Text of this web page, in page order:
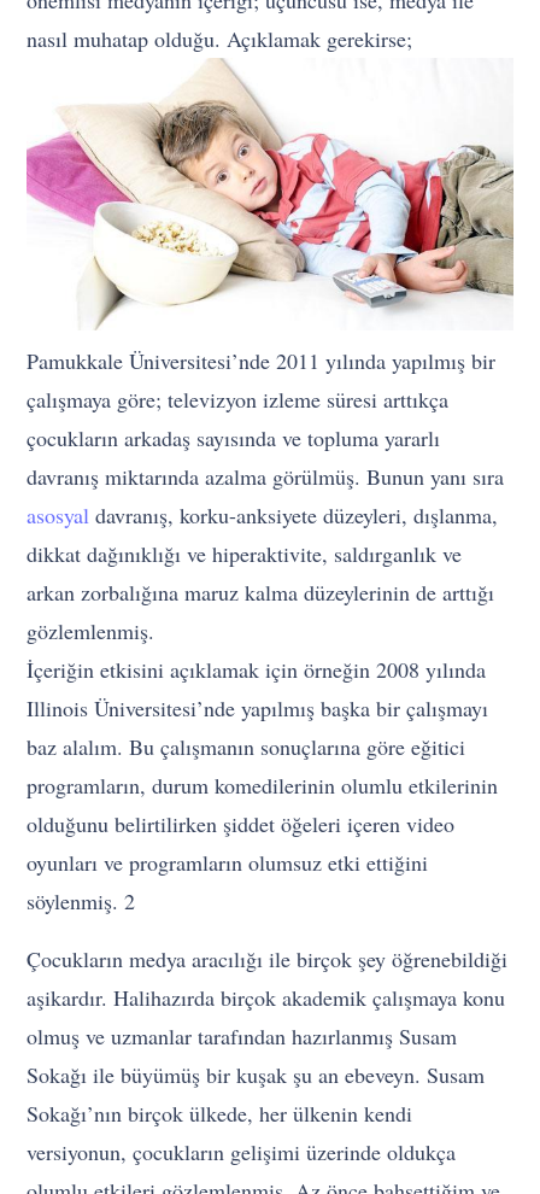
nasıl muhatap olduğu. Açıklamak gerekirse;
Pamukkale Üniversitesi’nde 2011 yılında yapılmış bir
çalışmaya göre; televizyon izleme süresi arttıkça
çocukların arkadaş sayısında ve topluma yararlı
davranış miktarında azalma görülmüş. Bunun yanı sıra
asosyal davranış, korku-anksiyete düzeyleri, dışlanma,
dikkat dağınıklığı ve hiperaktivite, saldırganlık ve
arkan zorbalığına maruz kalma düzeylerinin de arttığı
gözlemlenmiş.
İçeriğin etkisini açıklamak için örneğin 2008 yılında
Illinois Üniversitesi’nde yapılmış başka bir çalışmayı
baz alalım. Bu çalışmanın sonuçlarına göre eğitici
programların, durum komedilerinin olumlu etkilerinin
olduğunu belirtilirken şiddet öğeleri içeren video
oyunları ve programların olumsuz etki ettiğini
söylenmiş. 2
Çocukların medya aracılığı ile birçok şey öğrenebildiği
aşikardır. Halihazırda birçok akademik çalışmaya konu
olmuş ve uzmanlar tarafından hazırlanmış Susam
Sokağı ile büyümüş bir kuşak şu an ebeveyn. Susam
Sokağı’nın birçok ülkede, her ülkenin kendi
versiyonun, çocukların gelişimi üzerinde oldukça